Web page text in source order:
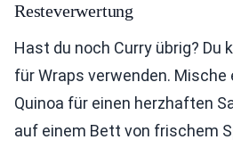
Resteverwertung
Hast du noch Curry übrig? Du
für Wraps verwenden.
Quinoa für einen herzhaften
auf einem Bett von frischem